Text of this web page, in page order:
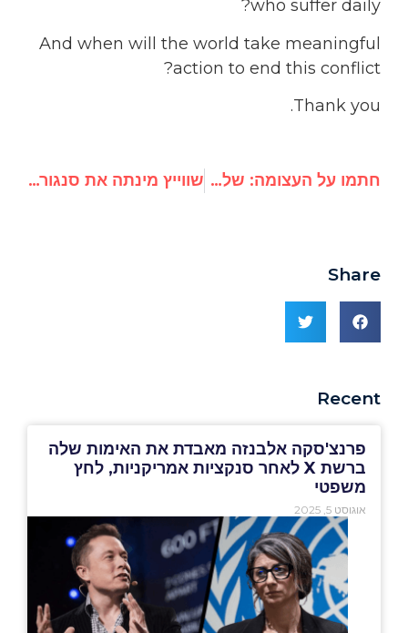
who suffer daily?
And when will the world take meaningful
action to end this conflict?
Thank you.
חתמו על העצומה: שלחו את הדיקטטור מצפון קוריאה קים ג'ונג-און לבית הדין הפלילי הבינלאומי שווייץ מינתה את סנגורם של דיקטטורים ואנסים למומחה לזכויות אדם של האו"ם
Share
Recent
פרנצ'סקה אלבנזה מאבדת את האימות שלה
ברשת X לאחר סנקציות אמריקניות, לחץ
משפטי
אוגוסט 5, 2025